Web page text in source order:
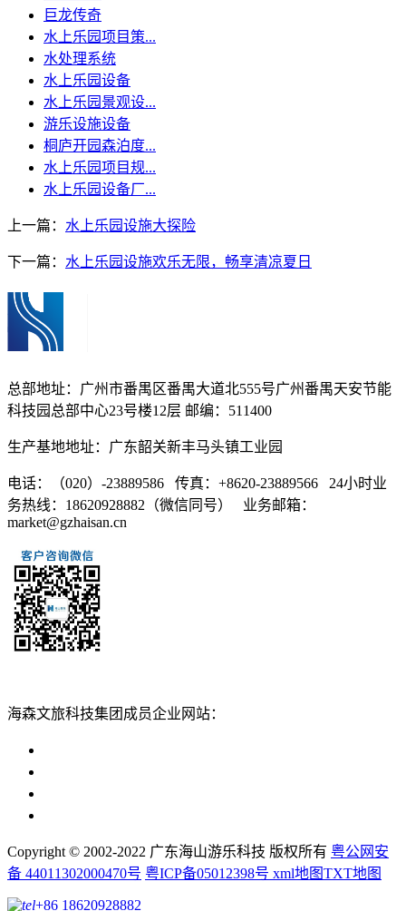
巨龙传奇
水上乐园项目策...
水处理系统
水上乐园设备
水上乐园景观设...
游乐设施设备
桐庐开园森泊度...
水上乐园项目规...
水上乐园设备厂...
上一篇： 水上乐园设施大探险
下一篇： 水上乐园设施欢乐无限，畅享清凉夏日
总部地址：广州市番禺区番禺大道北555号广州番禺天安节能
科技园总部中心23号楼12层 邮编：511400
生产基地地址：广东韶关新丰马头镇工业园
电话：（020）-23889586 传真：+8620-23889566 24小时业
务热线：18620928882（微信同号） 业务邮箱：
market@gzhaisan.cn
海森文旅科技集团成员企业网站：
Copyright © 2002-2022 广东海山游乐科技 版权所有 粤公网安
备 44011302000470号 粤ICP备05012398号 xml地图TXT地图
+86 18620928882